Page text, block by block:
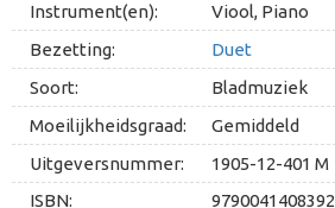
Instrument(en):
Viool, Piano
Bezetting:
Duet
Soort:
Bladmuziek
Moeilijkheidsgraad:
Gemiddeld
Uitgeversnummer:
1905-12-401 M
ISBN:
9790041408392